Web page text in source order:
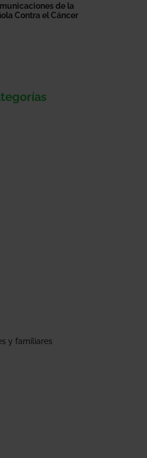
de la
Contra el Cáncer
y familiares